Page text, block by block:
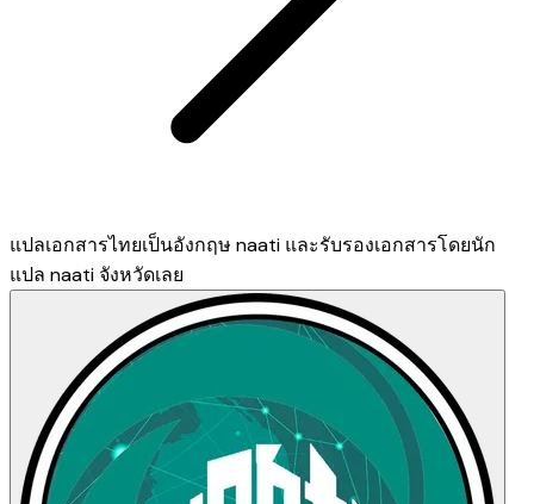
แปลเอกสารไทยเป็นอังกฤษ naati และรับรองเอกสารโดยนัก
แปล naati จังหวัดเลย